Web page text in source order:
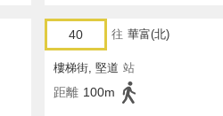
40 往 華富(北)
樓梯街, 堅道 站
距離 100m